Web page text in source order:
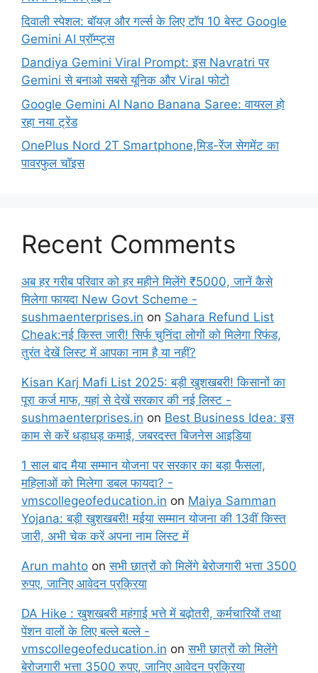
दिवाली स्पेशल: बॉयज़ और गर्ल्स के लिए टॉप 10 बेस्ट Google
Gemini AI प्रॉम्प्ट्स
Dandiya Gemini Viral Prompt: इस Navratri पर
Gemini से बनाओ सबसे यूनिक और Viral फोटो
Google Gemini AI Nano Banana Saree: वायरल हो
रहा नया ट्रेंड
OnePlus Nord 2T Smartphone,मिड-रेंज सेगमेंट का
पावरफुल चॉइस
Recent Comments
अब हर गरीब परिवार को हर महीने मिलेंगे ₹5000, जानें कैसे
मिलेगा फायदा New Govt Scheme -
sushmaenterprises.in on Sahara Refund List
Cheak:नई किस्त जारी! सिर्फ चुनिंदा लोगों को मिलेगा रिफंड,
तुरंत देखें लिस्ट में आपका नाम है या नहीं?
Kisan Karj Mafi List 2025: बड़ी खुशखबरी! किसानों का
पूरा कर्ज माफ, यहां से देखें सरकार की नई लिस्ट -
sushmaenterprises.in on Best Business Idea: इस
काम से करें धड़ाधड़ कमाई, जबरदस्त बिजनेस आइडिया
1 साल बाद मैया सम्मान योजना पर सरकार का बड़ा फैसला,
महिलाओं को मिलेगा डबल फायदा? -
vmscollegeofeducation.in on Maiya Samman
Yojana: बड़ी खुशखबरी! मईया सम्मान योजना की 13वीं किस्त
जारी, अभी चेक करें अपना नाम लिस्ट में
Arun mahto onसभी छात्रों को मिलेंगे बेरोजगारी भत्ता 3500
रुपए, जानिए आवेदन प्रक्रिया
DA Hike : खुशखबरी महंगाई भत्ते में बढ़ोतरी, कर्मचारियों तथा
पेंशन वालों के लिए बल्ले बल्ले -
vmscollegeofeducation.in onसभी छात्रों को मिलेंगे
बेरोजगारी भत्ता 3500 रुपए, जानिए आवेदन प्रक्रिया